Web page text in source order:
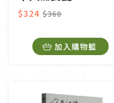
$324 $360
加入購物籃